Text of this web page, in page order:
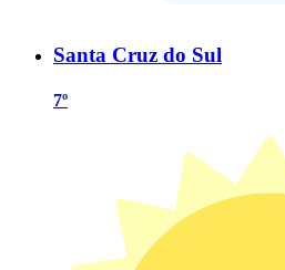
Santa Cruz do Sul
7º